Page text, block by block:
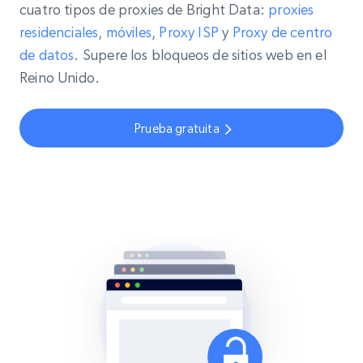
cuatro tipos de proxies de Bright Data: proxies
residenciales, móviles, Proxy ISP y Proxy de centro
de datos. Supere los bloqueos de sitios web en el
Reino Unido.
Prueba gratuita